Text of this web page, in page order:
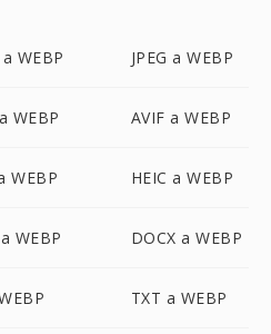
WEBP JPEG a WEBP
WEBP AVIF a WEBP
WEBP HEIC a WEBP
WEBP DOCX a WEBP
TXT a WEBP